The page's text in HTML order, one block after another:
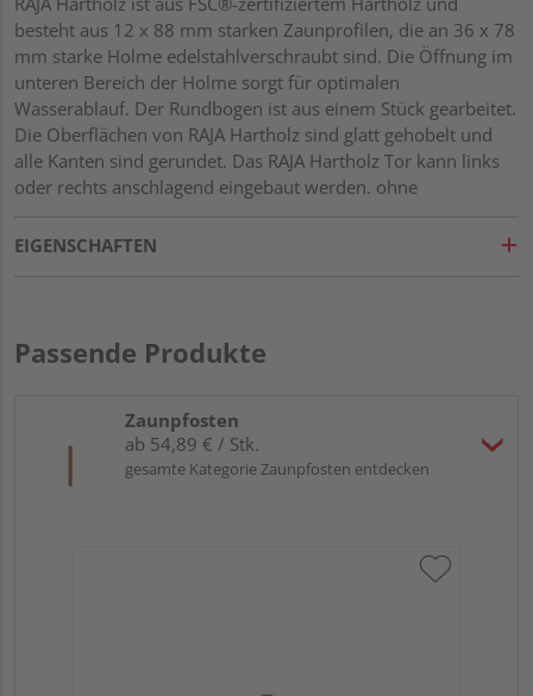
besteht aus 12 x 88 mm starken Zaunprofilen, die an 36 x 78
mm starke Holme edelstahlverschraubt sind. Die Öffnung im
unteren Bereich der Holme sorgt für optimalen
Wasserablauf. Der Rundbogen ist aus einem Stück gearbeitet.
Die Oberflächen von RAJA Hartholz sind glatt gehobelt und
alle Kanten sind gerundet. Das RAJA Hartholz Tor kann links
oder rechts anschlagend eingebaut werden. ohne
EIGENSCHAFTEN
Passende Produkte
Zaunpfosten
ab 54,89 € / Stk.
gesamte Kategorie Zaunpfosten entdecken